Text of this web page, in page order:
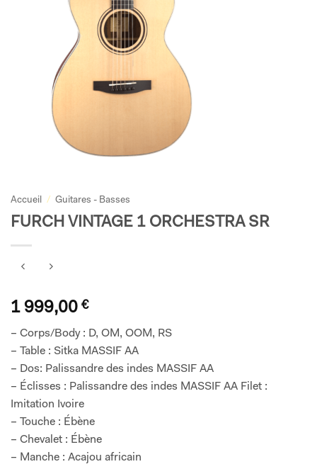
Accueil / Guitares - Basses
FURCH VINTAGE 1 ORCHESTRA SR
1 999,00 €
– Corps/Body : D, OM, OOM, RS
– Table : Sitka MASSIF AA
– Dos: Palissandre des indes MASSIF AA
– Éclisses : Palissandre des indes MASSIF AA Filet :
Imitation Ivoire
– Touche : Ébène
– Chevalet : Ébène
– Manche : Acajou africain